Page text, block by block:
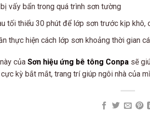
vấy bẩn trong quá trình sơn tường
tối thiểu 30 phút để lớp sơn trước kịp khô,
thực hiện cách lớp sơn khoảng thời gian
của Sơn hiệu ứng bê tông Conpa sẽ
kỳ bắt mắt, trang trí giúp ngôi nhà của